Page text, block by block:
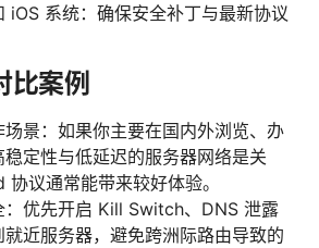
iOS 系统：确保安全补丁与最新协议
比案例
景：如果你主要在国内外浏览、办
定性与低延迟的服务器网络是关
议通常能带来较好体验。
：优先开启 Kill Switch、DNS 泄露
近服务器，避免跨洲际路由导致的